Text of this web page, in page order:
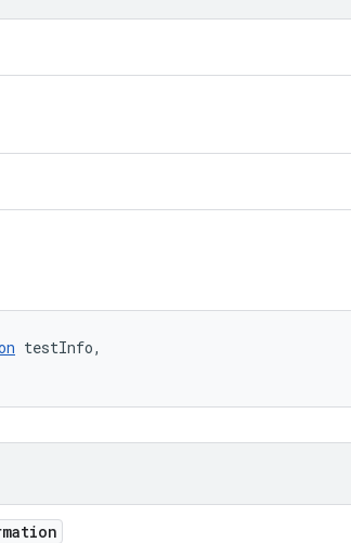
testInfo,